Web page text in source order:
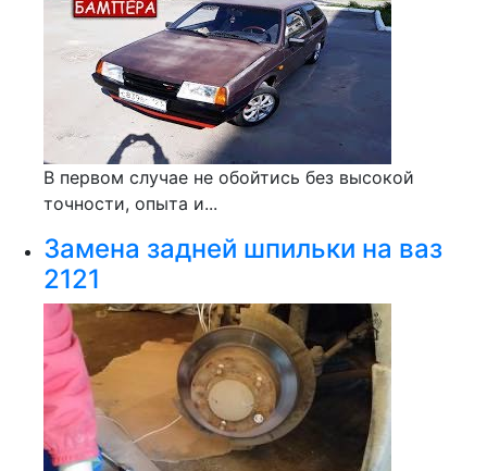
В первом случае не обойтись без высокой
точности, опыта и...
Замена задней шпильки на ваз
2121